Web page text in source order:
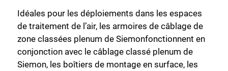
Idéales pour les déploiements dans les espaces
de traitement de l’air, les armoires de câblage de
zone classées plenum de Siemonfonctionnent en
conjonction avec le câblage classé plenum de
Siemon, les boîtiers de montage en surface, les